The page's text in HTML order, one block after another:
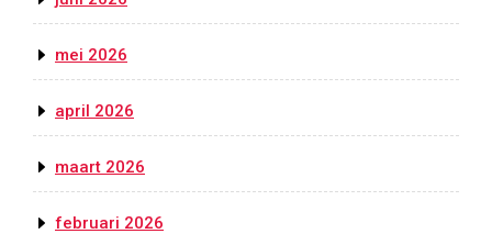
mei 2026
april 2026
maart 2026
februari 2026